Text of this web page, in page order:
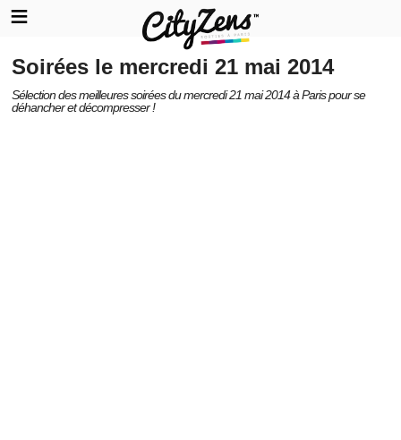
Soirées le mercredi 21 mai 2014
Sélection des meilleures soirées du mercredi 21 mai 2014 à Paris pour se
déhancher et décompresser !